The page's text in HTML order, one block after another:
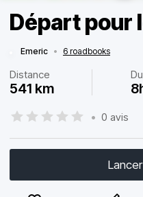
Départ pour
Emeric • 6 roadbooks
Distance
541 km
• 0 avis